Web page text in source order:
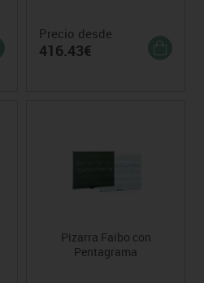
Precio desde
416.43€
Pizarra Faibo con
Pentagrama